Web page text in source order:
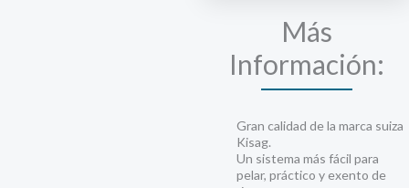
Más
Información:
Gran calidad de la marca suiza
Kisag.
Un sistema más fácil para
pelar, práctico y exento de